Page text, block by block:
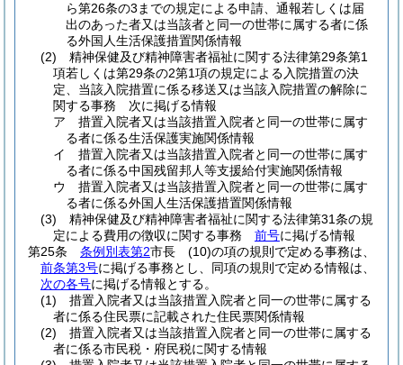
ら第26条の3までの規定による申請、通報若しくは届
出のあった者又は当該者と同一の世帯に属する者に係
る外国人生活保護措置関係情報
(2)
精神保健及び精神障害者福祉に関する法律第29条第1
項若しくは第29条の2第1項の規定による入院措置の決
定、当該入院措置に係る移送又は当該入院措置の解除に
関する事務 次に掲げる情報
ア
措置入院者又は当該措置入院者と同一の世帯に属す
る者に係る生活保護実施関係情報
イ
措置入院者又は当該措置入院者と同一の世帯に属す
る者に係る中国残留邦人等支援給付実施関係情報
ウ
措置入院者又は当該措置入院者と同一の世帯に属す
る者に係る外国人生活保護措置関係情報
(3)
精神保健及び精神障害者福祉に関する法律第31条の規
定による費用の徴収に関する事務 前号に掲げる情報
第25条
条例別表第2市長 (10)の項の規則で定める事務は、
前条第3号に掲げる事務とし、同項の規則で定める情報は、
次の各号に掲げる情報とする。
(1)
措置入院者又は当該措置入院者と同一の世帯に属する
者に係る住民票に記載された住民票関係情報
(2)
措置入院者又は当該措置入院者と同一の世帯に属する
者に係る市民税・府民税に関する情報